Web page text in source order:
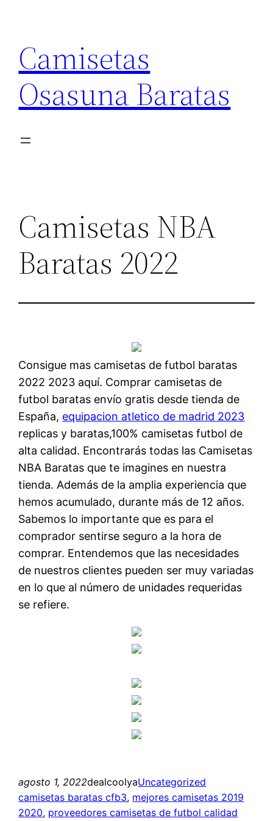
contenido
Camisetas
Osasuna Baratas
Camisetas NBA
Baratas 2022
Consigue mas camisetas de futbol baratas
2022 2023 aquí. Comprar camisetas de
futbol baratas envío gratis desde tienda de
España, equipacion atletico de madrid 2023
replicas y baratas,100% camisetas futbol de
alta calidad. Encontrarás todas las Camisetas
NBA Baratas que te imagines en nuestra
tienda. Además de la amplia experiencia que
hemos acumulado, durante más de 12 años.
Sabemos lo importante que es para el
comprador sentirse seguro a la hora de
comprar. Entendemos que las necesidades
de nuestros clientes pueden ser muy variadas
en lo que al número de unidades requeridas
se refiere.
agosto 1, 2022dealcoolyaUncategorized
camisetas baratas cfb3, mejores camisetas 2019
2020, proveedores camisetas de futbol calidad